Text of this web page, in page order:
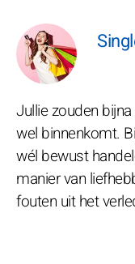
Jullie zouden
wel binnenkomt.
wél bewust
manier van
fouten uit het